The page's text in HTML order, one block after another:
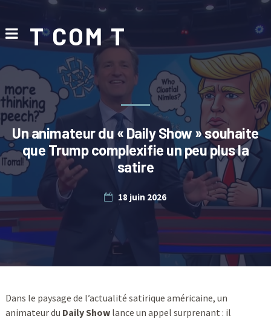
T COM T
Un animateur du « Daily Show » souhaite
que Trump complexifie un peu plus la
satire
18 juin 2026
Dans le paysage de l’actualité satirique américaine, un
animateur du Daily Showlance un appel surprenant : il